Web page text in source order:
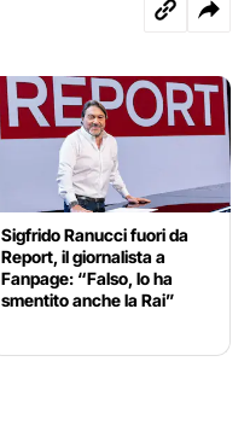
Sigfrido Ranucci fuori da
Report, il giornalista a
Fanpage: “Falso, lo ha
smentito anche la Rai”